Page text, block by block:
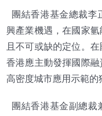
團結香港基金總裁李
興產業機遇，在國家
且不可或缺的定位。
香港應主動發揮國際
高密度城市應用示範的
團結香港基金副總裁